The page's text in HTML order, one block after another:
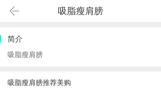
吸脂瘦肩膀
简介
吸脂瘦肩膀
吸脂瘦肩膀推荐美购